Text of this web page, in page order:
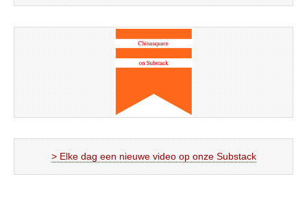
> Elke dag een nieuwe video op onze Substack